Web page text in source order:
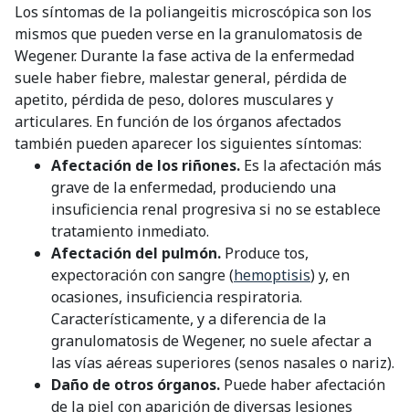
Los síntomas de la poliangeitis microscópica son los
mismos que pueden verse en la granulomatosis de
Wegener. Durante la fase activa de la enfermedad
suele haber fiebre, malestar general, pérdida de
apetito, pérdida de peso, dolores musculares y
articulares. En función de los órganos afectados
también pueden aparecer los siguientes síntomas:
Afectación de los riñones. Es la afectación más
grave de la enfermedad, produciendo una
insuficiencia renal progresiva si no se establece
tratamiento inmediato.
Afectación del pulmón. Produce tos,
expectoración con sangre (hemoptisis) y, en
ocasiones, insuficiencia respiratoria.
Característicamente, y a diferencia de la
granulomatosis de Wegener, no suele afectar a
las vías aéreas superiores (senos nasales o nariz).
Daño de otros órganos. Puede haber afectación
de la piel con aparición de diversas lesiones